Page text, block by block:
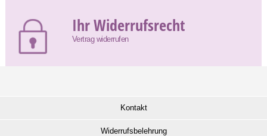
Ihr Widerrufsrecht
Vertrag widerrufen
Kontakt
Widerrufsbelehrung